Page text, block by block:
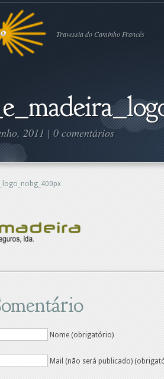
Travessia do Caminho Francês
2011 | 0 comentários
Nome (obrigatório)
Mail (não será publicado)